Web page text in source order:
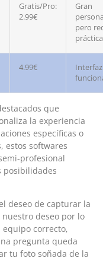
Gratis/Pro:
2.99€
Gran
pero
práctica
4.99€
que
la experiencia
específicas o
estos softwares
profesional
posibilidades
deseo de capturar la
deseo por lo
equipo correcto,
pregunta queda
tu foto soñada de la